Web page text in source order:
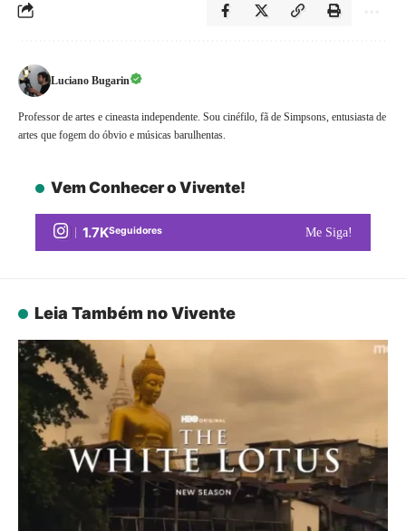
Luciano Bugarin
Professor de artes e cineasta independente. Sou cinéfilo, fã de Simpsons, entusiasta de
artes que fogem do óbvio e músicas barulhentas.
Vem Conhecer o Vivente!
1.7KSeguidores Me Siga!
Leia Também no Vivente